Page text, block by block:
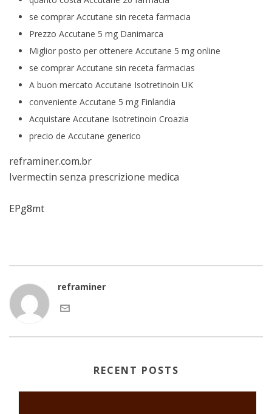
se comprar Accutane sin receta farmacia
Prezzo Accutane 5 mg Danimarca
Miglior posto per ottenere Accutane 5 mg online
se comprar Accutane sin receta farmacias
A buon mercato Accutane Isotretinoin UK
conveniente Accutane 5 mg Finlandia
Acquistare Accutane Isotretinoin Croazia
precio de Accutane generico
reframiner.com.br
Ivermectin senza prescrizione medica
EPg8mt
reframiner
RECENT POSTS